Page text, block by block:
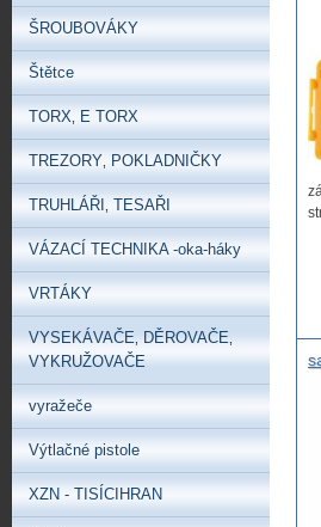
ŠROUBOVÁKY
Štětce
TORX‚ E TORX
TREZORY‚ POKLADNIČKY
TRUHLÁŘI‚ TESAŘI
VÁZACÍ TECHNIKA -oka-háky
VRTÁKY
VYSEKÁVAČE‚ DĚROVAČE‚
VYKRUŽOVAČE
vyražeče
Výtlačné pistole
XZN - TISÍCIHRAN